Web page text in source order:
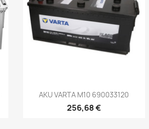
Kiirvaade
AKU VARTA M10 690033120
256,68 €